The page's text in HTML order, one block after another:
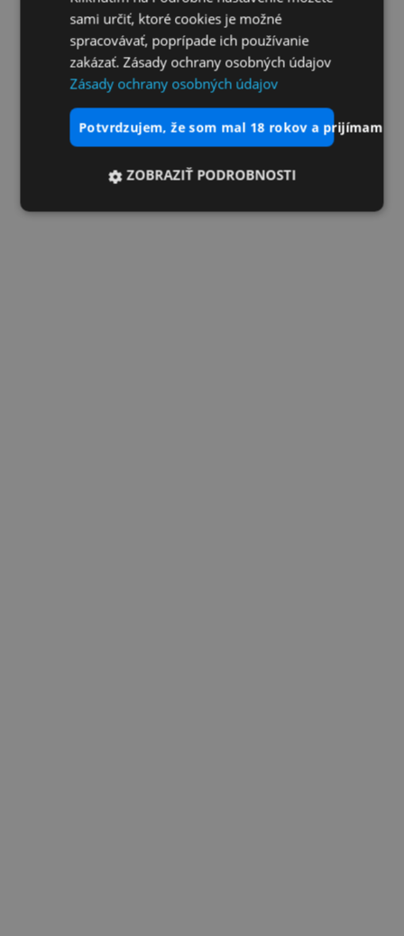
sami určiť, ktoré cookies je možné
spracovávať, poprípade ich používanie
zakázať. Zásady ochrany osobných údajov
Zásady ochrany osobných údajov
potvrdzujem, že som mal 18 rokov a prijímam
ZOBRAZIŤ PODROBNOSTI